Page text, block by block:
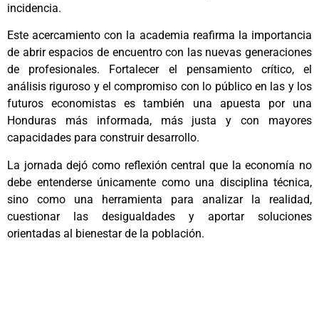
incidencia.
Este acercamiento con la academia reafirma la importancia
de abrir espacios de encuentro con las nuevas generaciones
de profesionales. Fortalecer el pensamiento crítico, el
análisis riguroso y el compromiso con lo público en las y los
futuros economistas es también una apuesta por una
Honduras más informada, más justa y con mayores
capacidades para construir desarrollo.
La jornada dejó como reflexión central que la economía no
debe entenderse únicamente como una disciplina técnica,
sino como una herramienta para analizar la realidad,
cuestionar las desigualdades y aportar soluciones
orientadas al bienestar de la población.